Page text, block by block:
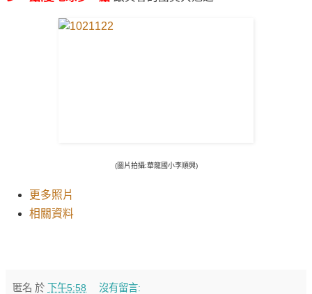
(圖片拍攝:華龍國小李順興)
更多照片
相關資料
匿名 於 下午5:58 沒有留言: